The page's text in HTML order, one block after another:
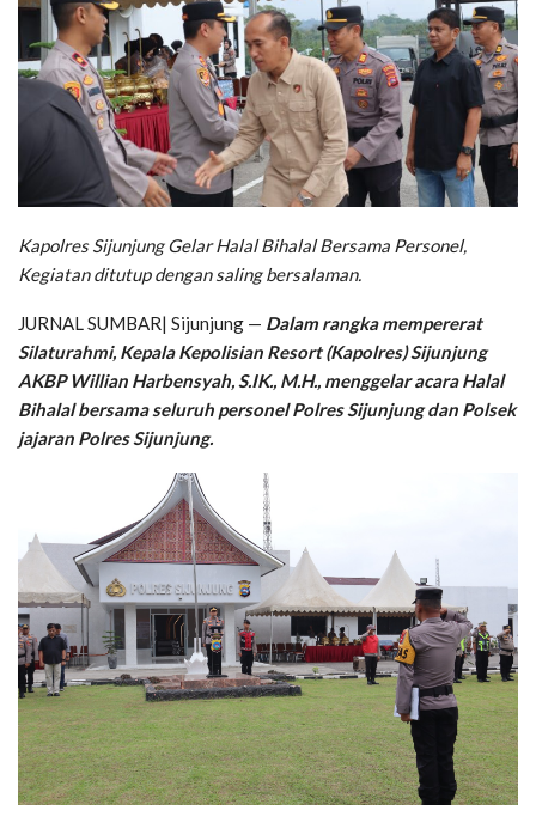
Kapolres Sijunjung Gelar Halal Bihalal Bersama Personel,
Kegiatan ditutup dengan saling bersalaman.
JURNAL SUMBAR| Sijunjung — Dalam rangka mempererat
Silaturahmi, Kepala Kepolisian Resort (Kapolres) Sijunjung
AKBP Willian Harbensyah, S.IK., M.H., menggelar acara Halal
Bihalal bersama seluruh personel Polres Sijunjung dan Polsek
jajaran Polres Sijunjung.